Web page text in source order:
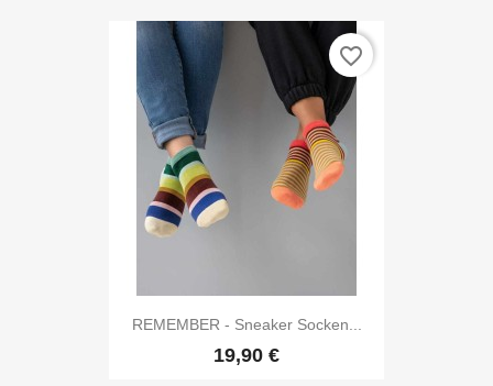
REMEMBER - Sneaker Socken...
19,90 €
favorite_border